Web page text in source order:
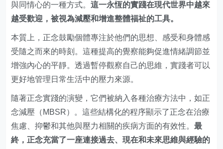
與同情心的一種方式。這一永恆的實踐在現代世界中越來
越受歡迎，被視為減壓和增進整體福祉的工具。
本質上，正念鼓勵個體專注於他們的思想、感受和身體感
受隨之而來的時刻。這種提高的覺察能夠促進情緒調節並
增強內心的平靜。透過暫停觀察自己的思維，實踐者可以
更好地管理日常生活中的壓力來源。
隨著正念實踐的演變，它們被納入各種治療方法中，如正
念減壓（MBSR）。這些結構化的程序顯示了正念在治療
焦慮、抑鬱和其他與壓力相關的疾病方面的有效性。最
終，正念充當了一座連接過去、現在和未來思維與經驗的